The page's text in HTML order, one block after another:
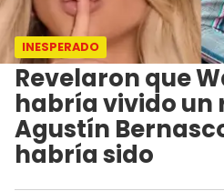
INESPERADO
Revelaron que
habría vivido un
Agustín
habría sido